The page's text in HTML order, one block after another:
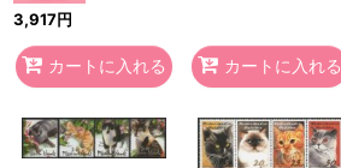
3,917円
カートに入れる カートに入れる